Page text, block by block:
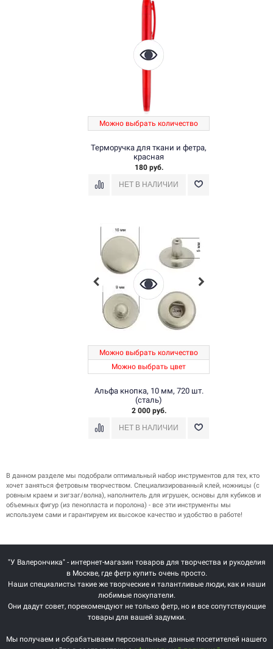
Можно выбрать количество
Терморучка для ткани и фетра,
красная
180 руб.
Можно выбрать количество
Можно выбрать цвет
Альфа кнопка, 10 мм, 720 шт.
(сталь)
2 000 руб.
В данном разделе мы подобрали оптимальный набор инструментов для тех, кто
хочет заняться фетровым творчеством. Специализированный клей, ножницы (с
ровным краем и зигзаг/волна), наполнитель для игрушек, основы для кубиков и
объемных фигур (из пенопласта и поролона) - все эти инструменты мы
используем сами и гарантируем их высокое качество и удобство в работе!
"У Валерончика" - интернет-магазин товаров для творчества и рукоделия
в Москве, где фетр купить очень просто.
Наши специалисты такие же творческие и талантливые люди, как и наши
любимые покупатели.
Они дадут совет, порекомендуют не только фетр, но и все сопутствующие
товары для вашей задумки.
Мы получаем и обрабатываем персональные данные посетителей нашего